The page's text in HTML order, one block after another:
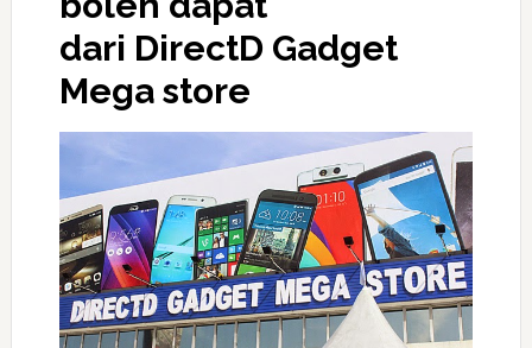
dari DirectD Gadget
Mega store